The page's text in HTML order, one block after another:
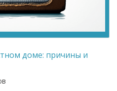
доме: причины и